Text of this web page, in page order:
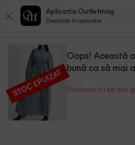
STOC EPUIZAT
Oops! Această
bună ca să mai
Produsul nu se mai
Aplicația Outletmag
Deschide în aplicație